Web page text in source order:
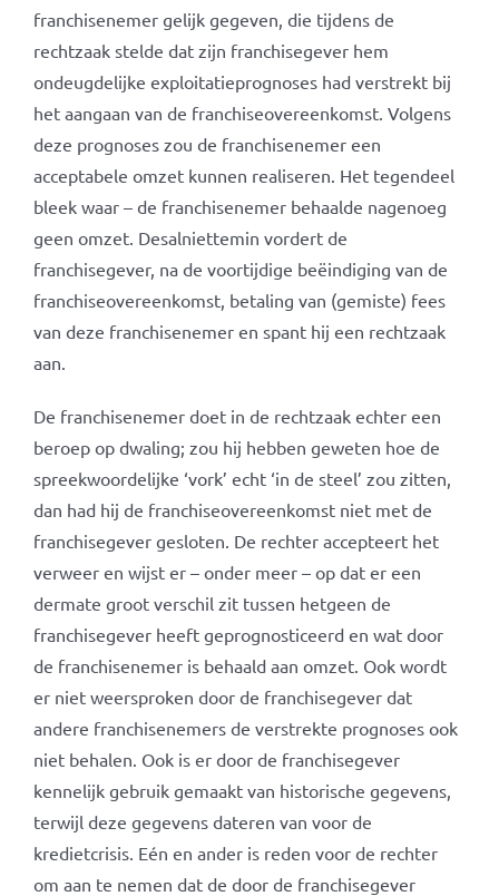
franchisenemer gelijk gegeven, die tijdens de
rechtzaak stelde dat zijn franchisegever hem
ondeugdelijke exploitatieprognoses had verstrekt bij
het aangaan van de franchiseovereenkomst. Volgens
deze prognoses zou de franchisenemer een
acceptabele omzet kunnen realiseren. Het tegendeel
bleek waar – de franchisenemer behaalde nagenoeg
geen omzet. Desalniettemin vordert de
franchisegever, na de voortijdige beëindiging van de
franchiseovereenkomst, betaling van (gemiste) fees
van deze franchisenemer en spant hij een rechtzaak
aan.
De franchisenemer doet in de rechtzaak echter een
beroep op dwaling; zou hij hebben geweten hoe de
spreekwoordelijke ‘vork’ echt ‘in de steel’ zou zitten,
dan had hij de franchiseovereenkomst niet met de
franchisegever gesloten. De rechter accepteert het
verweer en wijst er – onder meer – op dat er een
dermate groot verschil zit tussen hetgeen de
franchisegever heeft geprognosticeerd en wat door
de franchisenemer is behaald aan omzet. Ook wordt
er niet weersproken door de franchisegever dat
andere franchisenemers de verstrekte prognoses ook
niet behalen. Ook is er door de franchisegever
kennelijk gebruik gemaakt van historische gegevens,
terwijl deze gegevens dateren van voor de
kredietcrisis. Eén en ander is reden voor de rechter
om aan te nemen dat de door de franchisegever